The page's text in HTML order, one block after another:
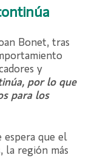
Bonet, tras
y
por lo que
para los
espera que el
la región más